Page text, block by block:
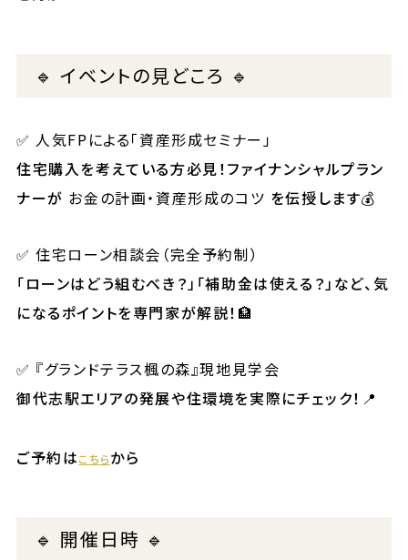
🔹 イベントの見どころ 🔹
✅ 人気FPによる「資産形成セミナー」
住宅購入を考えている方必見！ファイナンシャルプラン
ナーが お金の計画・資産形成のコツ を伝授します💰
✅住宅ローン相談会（完全予約制）
「ローンはどう組むべき？」「補助金は使える？」など、気
になるポイントを専門家が解説！🏦
✅ 『グランドテラス楓の森』現地見学会
御代志駅エリアの発展や住環境を実際にチェック！📍
ご予約はこちらから
🔹 開催日時 🔹